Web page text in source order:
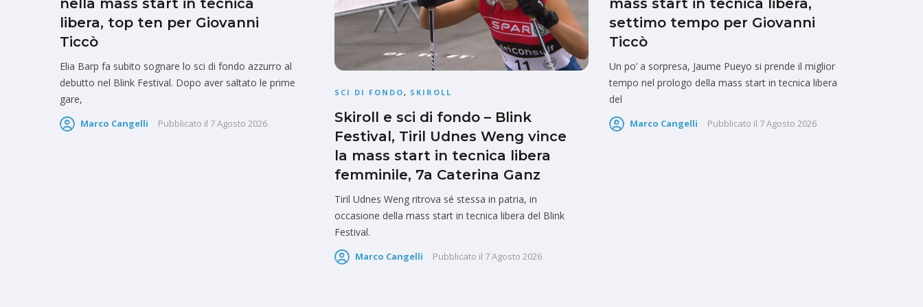
libera, top ten per Giovanni
Ticcò
Elia Barp fa subito sognare lo sci di fondo azzurro al
debutto nel Blink Festival. Dopo aver saltato le prime
gare,
Marco Cangelli Pubblicato il 7 Agosto 2026
SCI DI FONDO, SKIROLL
Skiroll e sci di fondo – Blink
Festival, Tiril Udnes Weng vince
la mass start in tecnica libera
femminile, 7a Caterina Ganz
Tiril Udnes Weng ritrova sé stessa in patria, in
occasione della mass start in tecnica libera del Blink
Festival.
Marco Cangelli Pubblicato il 7 Agosto 2026
settimo tempo per Giovanni
Ticcò
Un po’ a sorpresa, Jaume Pueyo si prende il miglior
tempo nel prologo della mass start in tecnica libera
del
Marco Cangelli Pubblicato il 7 Agosto 2026